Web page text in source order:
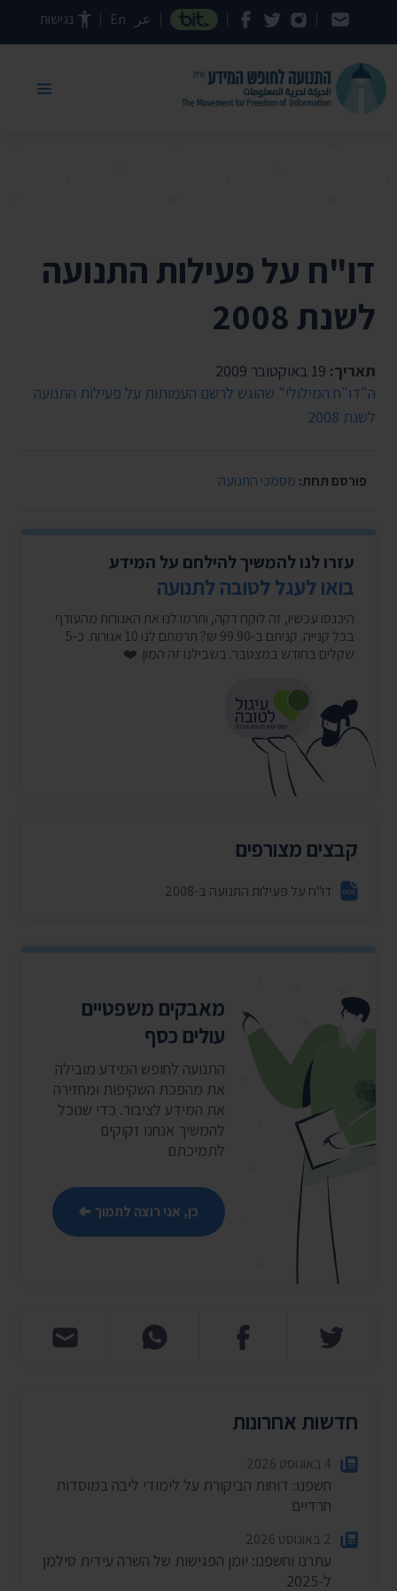
דילוג לתוכן העמוד عر En נגישות
דו"ח על פעילות התנועה
לשנת 2008
תאריך:
ה"דו"ח המילולי" שהוגש לרשם העמותות על פעילות התנועה
לשנת 2008
פורסם תחת: מסמכי התנועה
עזרו לנו להמשיך להילחם על המידע
בואו לעגל לטובה לתנועה
היכנסו עכשיו, זה לוקח דקה, ותרמו לנו את האגורות מהעודף
בכל קנייה. קניתם ב-99.90 ₪? תרמתם לנו 10 אגורות. כ-5
שקלים בחודש במצטבר. בשבילנו זה המון. ❤️
קבצים מצורפים
דו"ח על פעילות התנועה ב-2008
מאבקים משפטיים
עולים כסף
התנועה לחופש המידע מובילה
את מהפכת השקיפות ומחזירה
את המידע לציבור. כדי שנוכל
להמשיך אנחנו זקוקים
לתמיכתם
כן, אני רוצה לתמוך
חדשות אחרונות
4 באוגוסט 2026
חשפנו: דוחות הביקורת על לימודי ליבה במוסדות
חרדיים
2 באוגוסט 2026
עתרנו וחשפנו: יומן הפגישות של השרה עידית סילמן
ל-2025